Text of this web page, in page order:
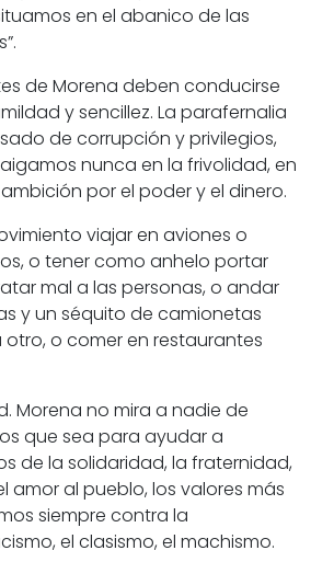
en el abanico de las
de Morena deben conducirse
y sencillez. La parafernalia
de corrupción y privilegios,
nunca en la frivolidad, en
por el poder y el dinero.
viajar en aviones o
o tener como anhelo portar
mal a las personas, o andar
y un séquito de camionetas
o comer en restaurantes
Morena no mira a nadie de
que sea para ayudar a
de la solidaridad, la fraternidad,
amor al pueblo, los valores más
siempre contra la
el clasismo, el machismo.